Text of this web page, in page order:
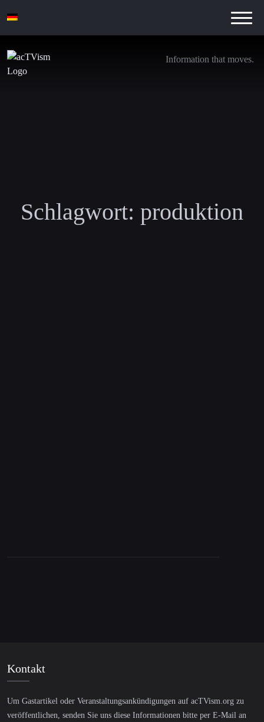
Information that moves.
Schlagwort: produktion
Kontakt
Um Gastartikel oder Veranstaltungsankündigungen auf acTVism.org zu
veröffentlichen, senden Sie uns diese Informationen bitte per E-Mail an